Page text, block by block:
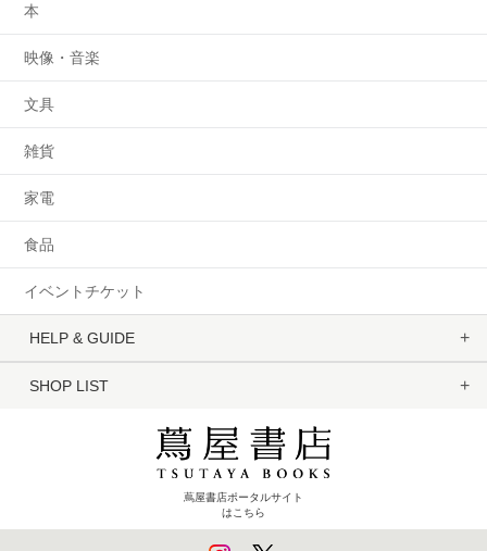
本
映像・音楽
文具
雑貨
家電
食品
イベントチケット
HELP & GUIDE
SHOP LIST
蔦屋書店ポータルサイト
はこちら